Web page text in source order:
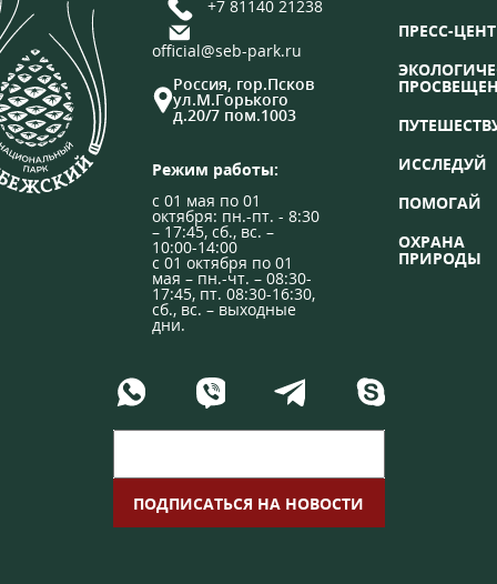
+7 81140 21238
official@seb-park.ru
Россия, гор.Псков
ул.М.Горького
д.20/7 пом.1003
Режим работы:
с 01 мая по 01
октября: пн.-пт. - 8:30
– 17:45, сб., вс. –
10:00-14:00
с 01 октября по 01
мая – пн.-чт. – 08:30-
17:45, пт. 08:30-16:30,
сб., вс. – выходные
дни.
ПРЕСС-
ИССЛЕДУЙ
ПОМОГАЙ
ОХРАНА
ПРИРОДЫ